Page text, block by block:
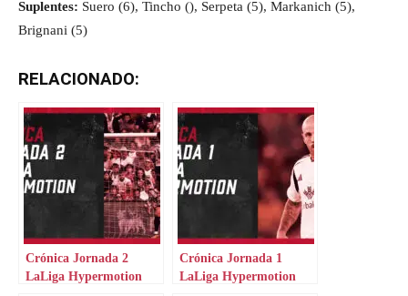
Suplentes: Suero (6), Tincho (), Serpeta (5), Markanich (5),
Brignani (5)
RELACIONADO:
Crónica Jornada 2
LaLiga Hypermotion
Crónica Jornada 1
LaLiga Hypermotion